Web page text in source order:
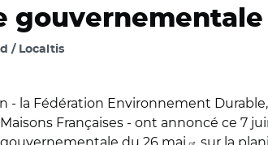
gouvernementale
/ Localtis
- la Fédération Environnement
Françaises - ont annoncé ce 7